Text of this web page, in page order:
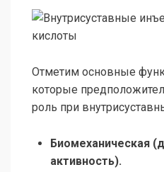
Отметим основные
которые
роль при
Биомеханическая
активность).